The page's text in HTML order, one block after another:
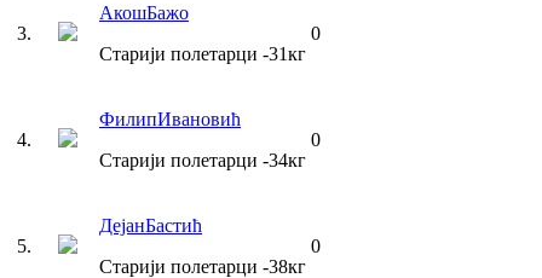
3.
АкошБажо
Старији полетарци -31кг
0
4.
ФилипИвановић
Старији полетарци -34кг
0
5.
ДејанБастић
Старији полетарци -38кг
0